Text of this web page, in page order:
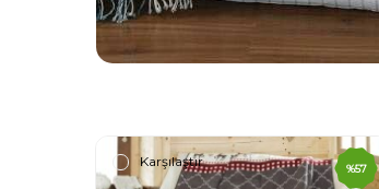
%40
Karşılaştır